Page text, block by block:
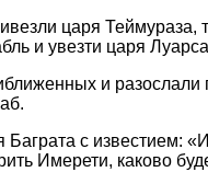
царя Теймураза,
и увезти царя
и
с известием:
Имерети, каково